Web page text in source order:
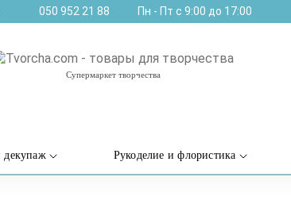
050 952 21 88 Пн - Пт с 9:00 до 17:00
Супермаркет творчества
декупаж Рукоделие и флористика